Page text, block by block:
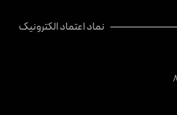
نماد اعتماد الکترونیک